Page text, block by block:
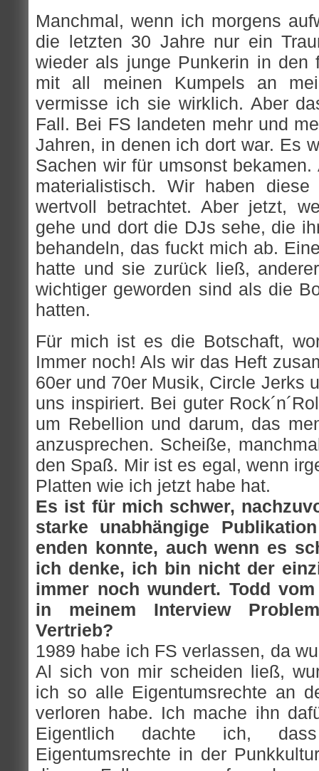
Manchmal, wenn ich morgens
die letzten 30 Jahre nur ein
wieder als junge Punkerin in den
mit all meinen Kumpels an
vermisse ich sie wirklich. Aber
Fall. Bei FS landeten mehr und
Jahren, in denen ich dort war. Es
Sachen wir für umsonst
materialistisch. Wir haben
wertvoll betrachtet. Aber jetzt,
gehe und dort die DJs sehe, die
behandeln, das fuckt mich ab.
hatte und sie zurück ließ,
wichtiger geworden sind als die
hatten.
Für mich ist es die Botschaft,
Immer noch! Als wir das Heft
60er und 70er Musik, Circle Jerks
uns inspiriert. Bei guter
um Rebellion und darum, das
anzusprechen. Scheiße,
den Spaß. Mir ist es egal, wenn
Platten wie ich jetzt habe hat.
Es ist für mich schwer,
starke unabhängige
enden konnte, auch wenn es
ich denke, ich bin nicht der
immer noch wundert. Todd
in meinem Interview
Vertrieb?
1989 habe ich FS verlassen, da
Al sich von mir scheiden ließ,
ich so alle Eigentumsrechte an
verloren habe. Ich mache ihn
Eigentlich dachte ich,
Eigentumsrechte in der